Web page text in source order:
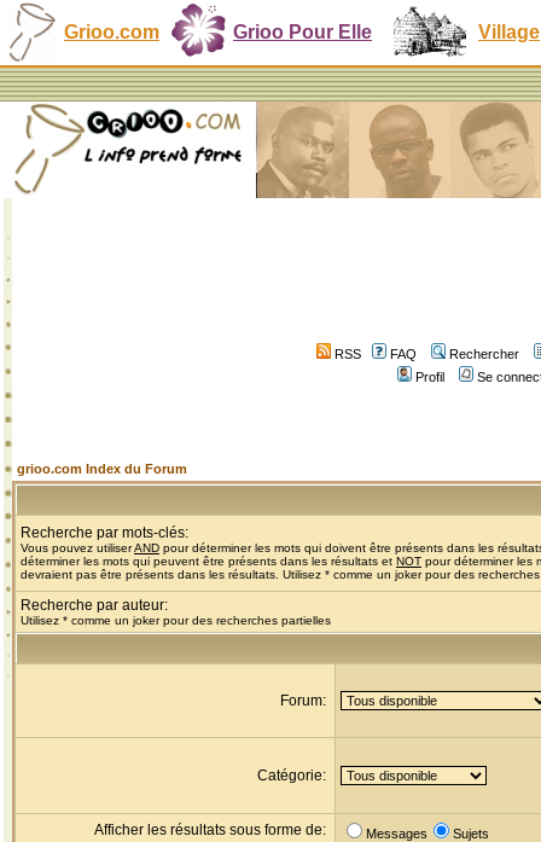
Grioo.com Grioo Pour Elle Village
RSS FAQ
Rechercher
Profil
Se
grioo.com Index du Forum
Recherche par mots-clés:
Vous pouvez utiliserAND pour déterminer les mots qui doivent être présents dans les
déterminer les mots qui peuvent être présents dans les résultats et NOT pour déterminer les
devraient pas être présents dans les résultats. Utilisez * comme un joker pour des
Recherche par auteur:
Utilisez * comme un joker pour des recherches partielles
Forum:
Catégorie:
Afficher les résultats sous forme de: Messages Sujets